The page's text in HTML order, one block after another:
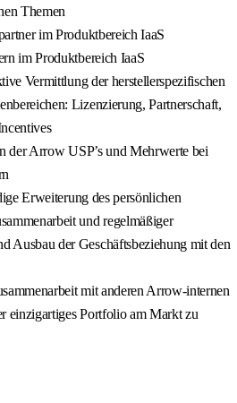
Themen
im Produktbereich IaaS
im Produktbereich IaaS
Vermittlung der herstellerspezifischen
Lizenzierung, Partnerschaft,
der Arrow USP’s und Mehrwerte bei
Erweiterung des persönlichen
und regelmäßiger
Ausbau der Geschäftsbeziehung mit den
mit anderen Arrow-internen
einzigartiges Portfolio am Markt zu